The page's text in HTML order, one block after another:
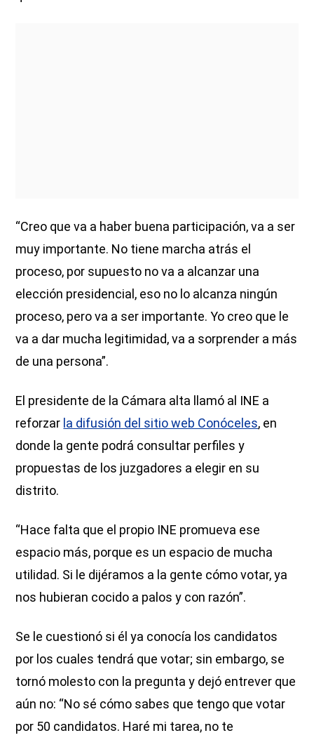
“Creo que va a haber buena participación, va a ser
muy importante. No tiene marcha atrás el
proceso, por supuesto no va a alcanzar una
elección presidencial, eso no lo alcanza ningún
proceso, pero va a ser importante. Yo creo que le
va a dar mucha legitimidad, va a sorprender a más
de una persona”.
El presidente de la Cámara alta llamó al INE a
reforzar la difusión del sitio web Conóceles, en
donde la gente podrá consultar perfiles y
propuestas de los juzgadores a elegir en su
distrito.
“Hace falta que el propio INE promueva ese
espacio más, porque es un espacio de mucha
utilidad. Si le dijéramos a la gente cómo votar, ya
nos hubieran cocido a palos y con razón”.
Se le cuestionó si él ya conocía los candidatos
por los cuales tendrá que votar; sin embargo, se
tornó molesto con la pregunta y dejó entrever que
aún no: “No sé cómo sabes que tengo que votar
por 50 candidatos. Haré mi tarea, no te